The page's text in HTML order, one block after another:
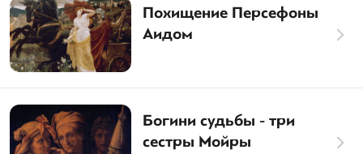
Похищение Персефоны
Аидом
Богини судьбы - три
сестры Мойры